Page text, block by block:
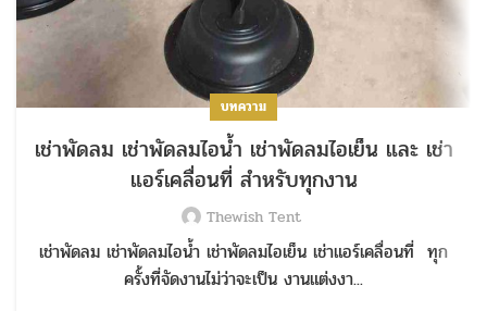
บทความ
เช่าพัดลม เช่าพัดลมไอน้ำ เช่าพัดลมไอเย็น และ เช่า
แอร์เคลื่อนที่ สำหรับทุกงาน
Thewish Tent
เช่าพัดลม เช่าพัดลมไอน้ำ เช่าพัดลมไอเย็น เช่าแอร์เคลื่อนที่ ทุก
ครั้งที่จัดงานไม่ว่าจะเป็น งานแต่งงา...